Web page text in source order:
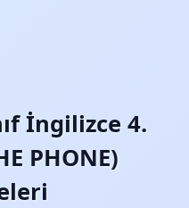
İngilizce 4.
PHONE)